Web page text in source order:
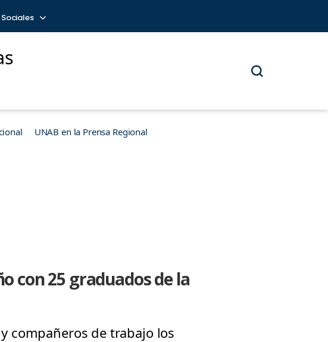
Sociales
UNAB en la Prensa Regional
con 25 graduados de la
compañeros de trabajo los